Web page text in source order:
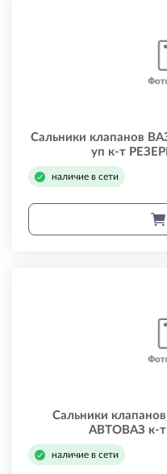
Сальники клапанов
уп к-т
наличие в сети
Сальники
АВТОВАЗ к-
наличие в сети